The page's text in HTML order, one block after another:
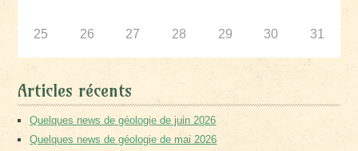
25 26 27 28 29 30 31
Articles récents
Quelques news de géologie de juin 2026
Quelques news de géologie de mai 2026